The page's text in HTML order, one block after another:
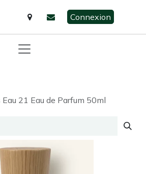
Connexion
21 Eau de Parfum 50ml